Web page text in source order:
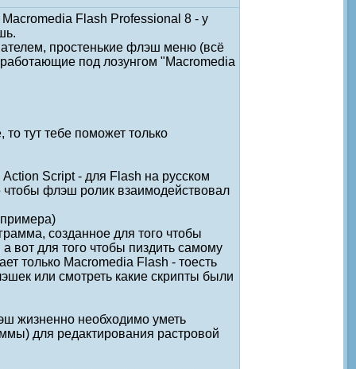
Flash Professional 8 - у
простенькие флэш меню (всё
под лозунгом "Macromedia
тут тебе поможет только
Script - для Flash на русском
чтобы флэш ролик взаимодействовал
созданное для того чтобы
вот для того чтобы пиздить самому
только Macromedia Flash - тоесть
или смотреть какие скрипты были
жизненно необходимо уметь
для редактирования растровой